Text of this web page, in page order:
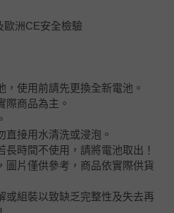
洲CE安全檢驗
使用前請先更換全新電池。
商品為主。
接用水清洗或浸泡。
時間不使用，請將電池取出！
片僅供參考，商品依實際供貨
組裝以致缺乏完整性及失去再